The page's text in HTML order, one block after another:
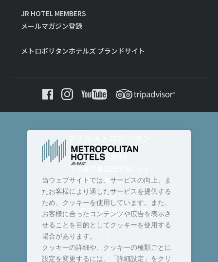
JR HOTEL MEMBERS
メールマガジン登録
メトロポリタンホテルズ ブランドサイト
〒171-8505
池袋駅西口（南）から徒歩3分
＜ 代表 ＞
TEL :03-3980-1111
当ウェブサイトでは、サービスの向上、ま
たお客様により適したサービスを提供する
ため、クッキーを使用しています。また、
お客様に合ったコンテンツや広告を表示さ
せることを目的としてクッキーを使用する
場合があります。
クッキーの詳細や、クッキーの種類ごとに
設定を変更するには、「詳細設定」をクリ